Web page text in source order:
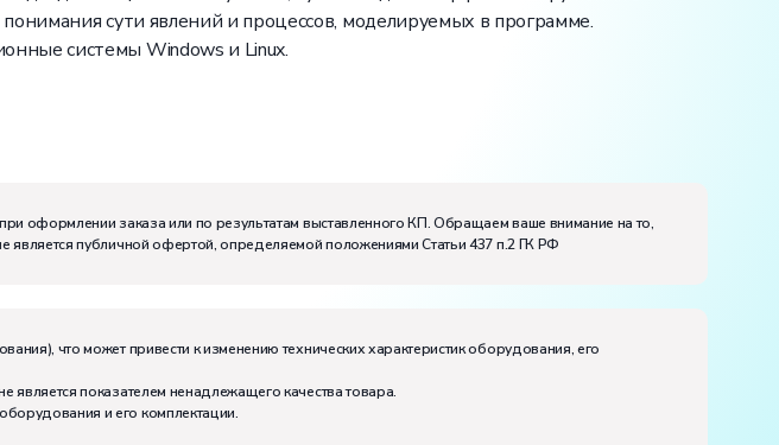
сути явлений и процессов, моделируемых в программе.
системы Windows и Linux.
оформлении заказа или по результатам выставленного КП. Обращаем ваше внимание на то,
является публичной офертой, определяемой положениями Статьи 437 п.2 ГК РФ
что может привести к изменению технических характеристик оборудования, его
является показателем ненадлежащего качества товара.
и его комплектации.